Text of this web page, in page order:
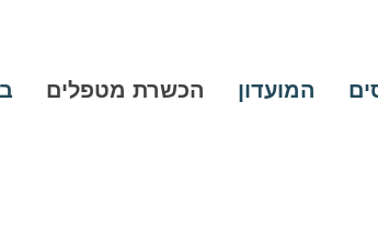
המועדון הכשרת מטפלים